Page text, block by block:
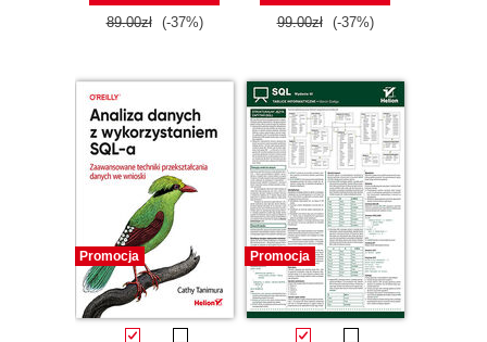
89.00zł (-37%) 99.00zł (-37%)
Promocja Promocja